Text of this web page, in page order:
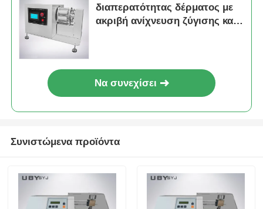
διαπερατότητας δέρματος με
ακριβή ανίχνευση ζύγισης και
Να συνεχίσει
Συνιστώμενα προϊόντα